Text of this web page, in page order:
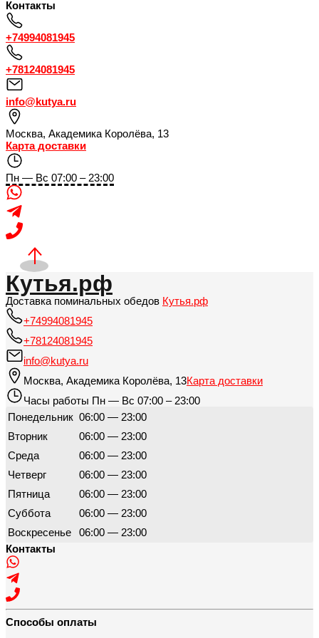
Контакты
+74994081945
+78124081945
info@kutya.ru
Москва, Академика Королёва, 13
Карта доставки
Пн — Вс 07:00 – 23:00
Кутья.рф
Доставка поминальных обедов Кутья.рф
+74994081945
+78124081945
info@kutya.ru
Москва, Академика Королёва, 13Карта доставки
Часы работы Пн — Вс 07:00 – 23:00
Понедельник 06:00 — 23:00
Вторник
06:00 — 23:00
Среда
06:00 — 23:00
Четверг
06:00 — 23:00
Пятница
06:00 — 23:00
Суббота
06:00 — 23:00
Воскресенье
06:00 — 23:00
Контакты
Способы оплаты